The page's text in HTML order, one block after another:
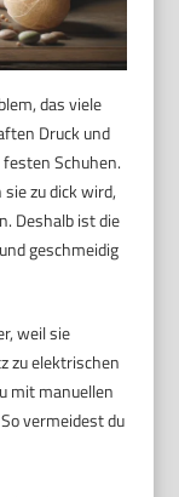
das viele
Druck und
Schuhen.
zu dick wird,
Deshalb ist die
geschmeidig
weil sie
zu elektrischen
mit manuellen
vermeidest du